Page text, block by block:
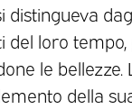
distingueva
loro
le
della